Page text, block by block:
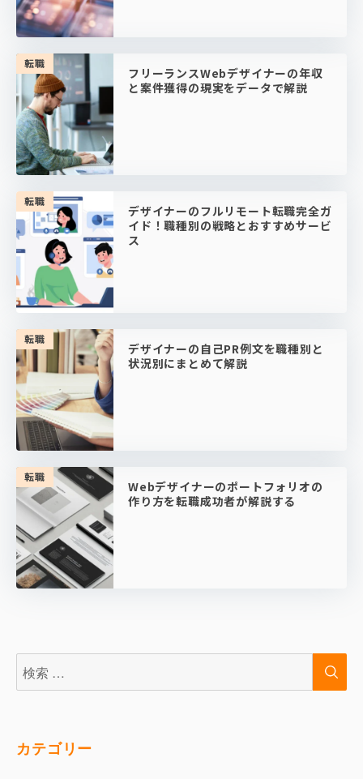
転職
フリーランスWebデザイナーの年収
と案件獲得の現実をデータで解説
転職
デザイナーのフルリモート転職完全ガ
イド！職種別の戦略とおすすめサービ
ス
転職
デザイナーの自己PR例文を職種別と
状況別にまとめて解説
転職
Webデザイナーのポートフォリオの
作り方を転職成功者が解説する
検
索:
検
カテゴリー